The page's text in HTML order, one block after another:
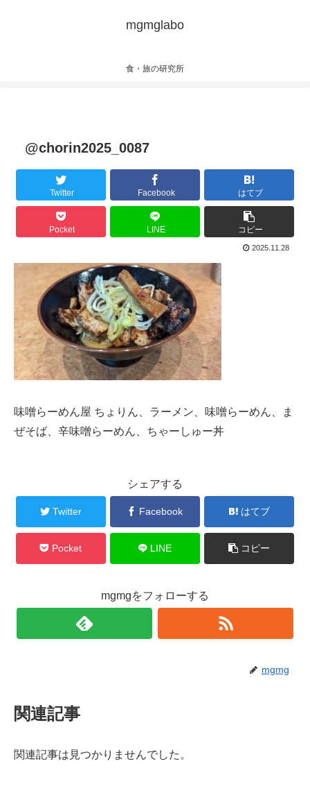
mgmglabo
食・旅の研究所
@chorin2025_0087
Twitter Facebook はてブ
Pocket LINE コピー
2025.11.28
味噌らーめん屋 ちょりん、ラーメン、味噌らーめん、ま
ぜそば、辛味噌らーめん、ちゃーしゅー丼
シェアする
Twitter Facebook はてブ
Pocket LINE コピー
mgmgをフォローする
mgmg
関連記事
関連記事は見つかりませんでした。